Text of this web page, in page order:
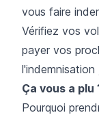
vous faire
Vérifiez vos
payer vos
l'indemnisation
Ça vous a plu
Pourquoi